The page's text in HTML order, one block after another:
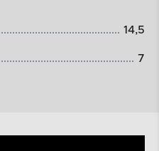
14,5
7